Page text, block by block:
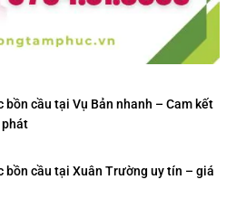
bồn cầu tại Vụ Bản nhanh – Cam kết
phát
bồn cầu tại Xuân Trường uy tín – giá